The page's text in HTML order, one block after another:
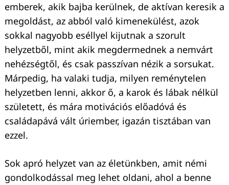
emberek, akik bajba kerülnek, de aktívan keresik a
megoldást, az abból való kimenekülést, azok
sokkal nagyobb eséllyel kijutnak a szorult
helyzetből, mint akik megdermednek a nemvárt
nehézségtől, és csak passzívan nézik a sorsukat.
Márpedig, ha valaki tudja, milyen reménytelen
helyzetben lenni, akkor ő, a karok és lábak nélkül
született, és mára motivációs előadóvá és
családapává vált úriember, igazán tisztában van
ezzel.
Sok apró helyzet van az életünkben, amit némi
gondolkodással meg lehet oldani, ahol a benne